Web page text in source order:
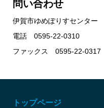
問い合わせ
伊賀市ゆめぽりすセンター
電話 0595-22-0310
ファックス 0595-22-0317
トップページ